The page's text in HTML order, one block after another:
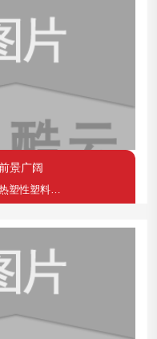
景广阔
有机玻璃是开发较早的一种重要热塑性塑料，具有透明性